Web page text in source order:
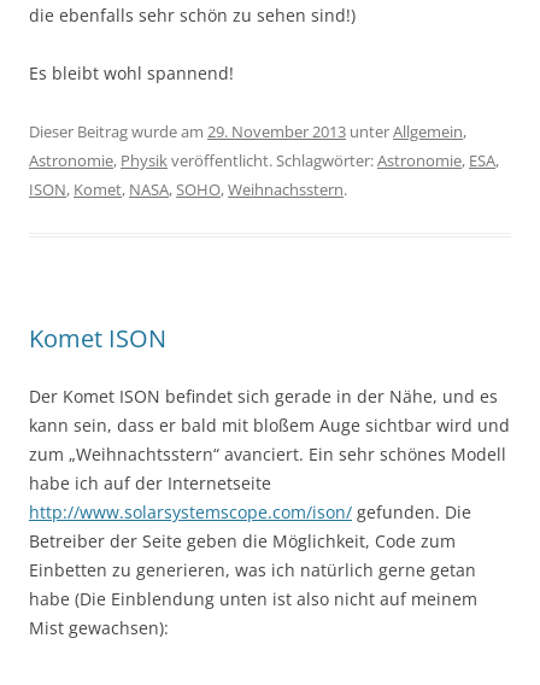
die ebenfalls sehr schön zu sehen sind!)
Es bleibt wohl spannend!
Dieser Beitrag wurde am 29. November 2013 unterAllgemein,
Astronomie, Physikveröffentlicht. Schlagwörter:Astronomie, ESA,
ISON, Komet, NASA,SOHO,Weihnachsstern.
Komet ISON
Der Komet ISON befindet sich gerade in der Nähe, und es
kann sein, dass er bald mit bloßem Auge sichtbar wird und
zum „Weihnachtsstern“ avanciert. Ein sehr schönes Modell
habe ich auf der Internetseite
http://www.solarsystemscope.com/ison/ gefunden. Die
Betreiber der Seite geben die Möglichkeit, Code zum
Einbetten zu generieren, was ich natürlich gerne getan
habe (Die Einblendung unten ist also nicht auf meinem
Mist gewachsen):